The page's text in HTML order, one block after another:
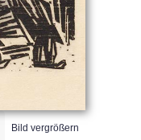
Bild vergrößern